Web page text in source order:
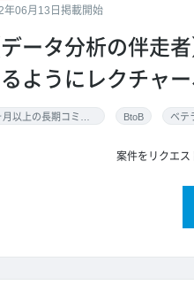
年06月13日掲載開始
データ分析の伴走
ようにレクチャ
BtoB ベテ
案件をリクエス